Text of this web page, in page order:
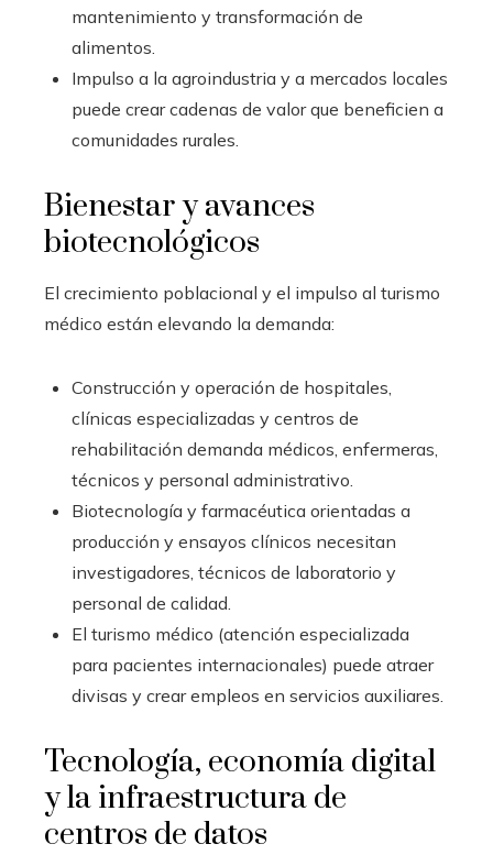
mantenimiento y transformación de
alimentos.
Impulso a la agroindustria y a mercados locales
puede crear cadenas de valor que beneficien a
comunidades rurales.
Bienestar y avances
biotecnológicos
El crecimiento poblacional y el impulso al turismo
médico están elevando la demanda:
Construcción y operación de hospitales,
clínicas especializadas y centros de
rehabilitación demanda médicos, enfermeras,
técnicos y personal administrativo.
Biotecnología y farmacéutica orientadas a
producción y ensayos clínicos necesitan
investigadores, técnicos de laboratorio y
personal de calidad.
El turismo médico (atención especializada
para pacientes internacionales) puede atraer
divisas y crear empleos en servicios auxiliares.
Tecnología, economía digital
y la infraestructura de
centros de datos